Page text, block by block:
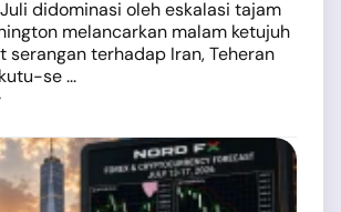
Juli didominasi oleh eskalasi tajam
melancarkan malam ketujuh
terhadap Iran, Teheran
se ...